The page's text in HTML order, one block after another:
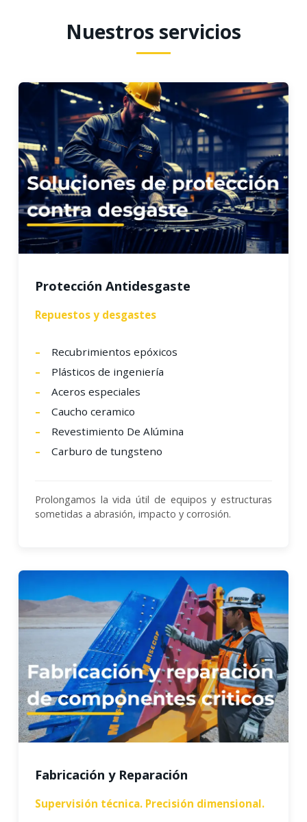
Nuestros servicios
Protección Antidesgaste
Repuestos y desgastes
Recubrimientos epóxicos
Plásticos de ingeniería
Aceros especiales
Caucho ceramico
Revestimiento De Alúmina
Carburo de tungsteno
Prolongamos la vida útil de equipos y estructuras
sometidas a abrasión, impacto y corrosión.
Fabricación y Reparación
Supervisión técnica. Precisión dimensional.